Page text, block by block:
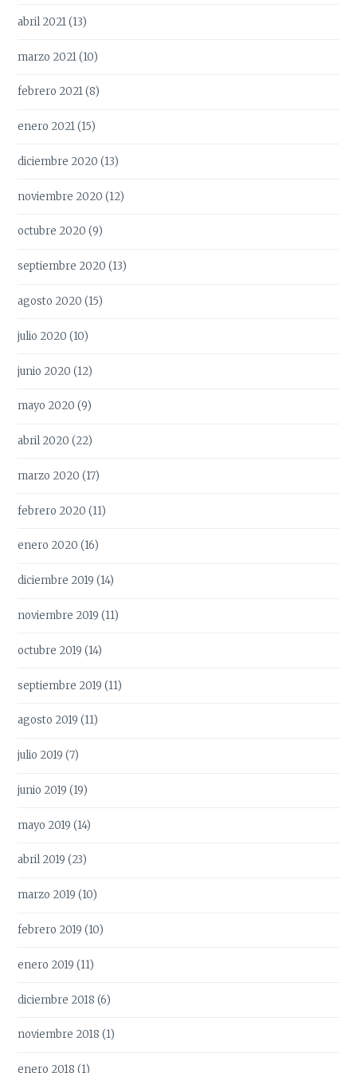
abril 2021(13)
marzo 2021(10)
febrero 2021(8)
enero 2021(15)
diciembre 2020 (13)
noviembre 2020 (12)
octubre 2020 (9)
septiembre 2020 (13)
agosto 2020 (15)
julio 2020 (10)
junio 2020 (12)
mayo 2020 (9)
abril 2020 (22)
marzo 2020 (17)
febrero 2020 (11)
enero 2020 (16)
diciembre 2019 (14)
noviembre 2019 (11)
octubre 2019 (14)
septiembre 2019 (11)
agosto 2019 (11)
julio 2019 (7)
junio 2019 (19)
mayo 2019 (14)
abril 2019 (23)
marzo 2019 (10)
febrero 2019 (10)
enero 2019 (11)
diciembre 2018 (6)
noviembre 2018 (1)
enero 2018 (1)